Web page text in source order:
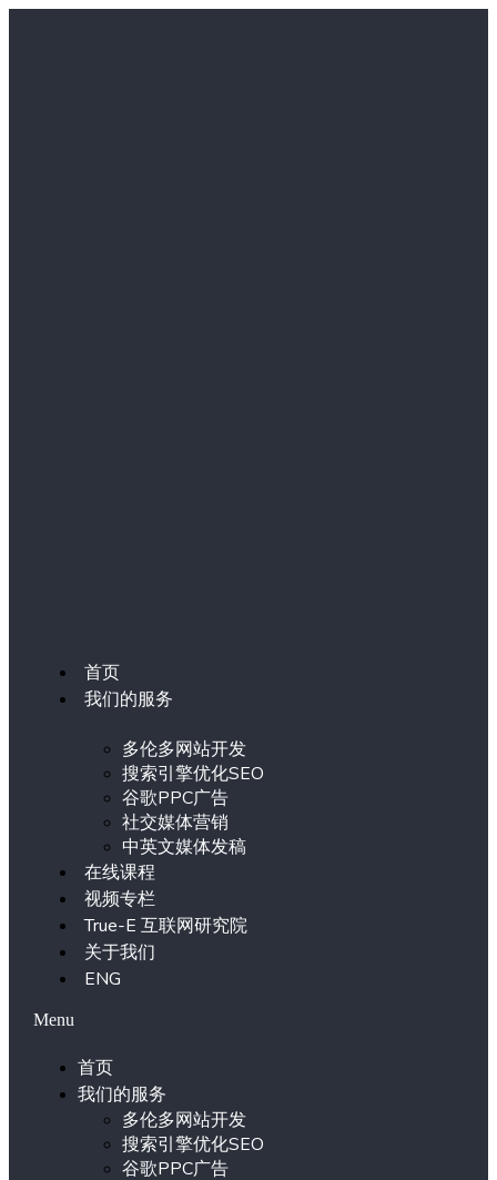
首页
我们的服务
多伦多网站开发
搜索引擎优化SEO
谷歌PPC广告
社交媒体营销
中英文媒体发稿
在线课程
视频专栏
True-E 互联网研究院
关于我们
ENG
Menu
首页
我们的服务
多伦多网站开发
搜索引擎优化SEO
谷歌PPC广告